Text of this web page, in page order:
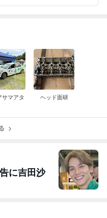
サマアタ
ヘッド面研
に吉田沙